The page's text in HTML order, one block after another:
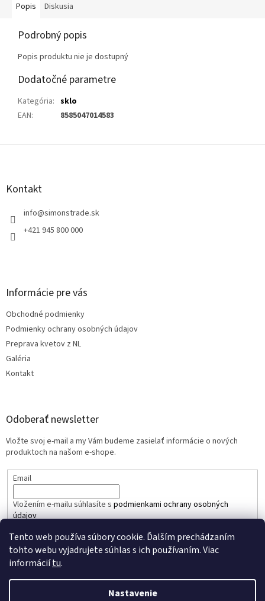
Tento web používa súbory cookie. Ďalším prechádzaním
tohto webu vyjadrujete súhlas s ich používaním. Viac
informáciítu.
Nastavenie
Popis Diskusia
Podrobný popis
Popis produktu nie je dostupný
Dodatočné parametre
Kategória: sklo
EAN: 8585047014583
Z
Kontakt
info@simonstrade.sk
+421 945 800 000
Informácie pre vás
Obchodné podmienky
Podmienky ochrany osobných údajov
Preprava kvetov z NL
Galéria
Kontakt
Odoberať newsletter
Vložte svoj e-mail a my Vám budeme zasielať informácie o nových
produktoch na našom e-shope.
Email
Vložením e-mailu súhlasíte s podmienkami ochrany osobných
údajov
PRIHLÁSIŤ SA
Vytvoril Shoptet